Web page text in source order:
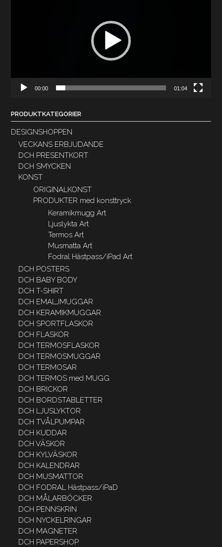
00:00 01:04
PRODUKTKATEGORIER
DESIGNSHOPPEN
VECKANS ERBJUDANDE
DCH PRESENTKORT
DCH SMYCKEN
KONST
ORIGINALKONST
PRODUKTER med konsttryck
Keramikmugg Art
Ljuslykta Art
Termos Art
Musmatta Art
Fodral Hästpass/iPad Art
DCH POSTERS
DCH BABY BODY
DCH T-SHIRT
DCH EMALJMUGGAR
DCH KERAMIKMUGGAR
DCH SPORTFLASKOR
DCH FLASKOR
DCH TERMOSFLASKOR
DCH TERMOSMUGGAR
DCH TERMOSAR
DCH TERMOS med MUGG
DCH BRICKOR
DCH BORDSTABLETTER
DCH LJUSLYKTOR
DCH TVÅLPUMPAR
DCH KUDDAR
DCH VÄSKOR
DCH KYLVÄSKOR
DCH KALENDRAR
DCH MUSMATTOR
DCH FODRAL Hästpass/iPaD
DCH MÅLARBÖCKER
DCH PENNSKRIN
DCH NYCKELRINGAR
DCH MAGNETER
DCH PAPERSHOP